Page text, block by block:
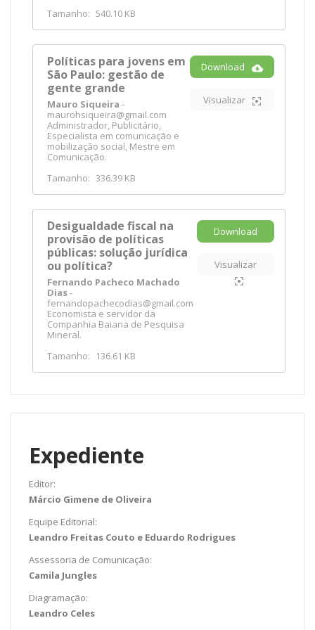
Tamanho: 540.10 KB
Políticas para jovens em
São Paulo: gestão de
gente grande
Mauro Siqueira -
maurohsiqueira@gmail.com
Administrador, Publicitário,
Especialista em comunicação e
mobilização social, Mestre em
Comunicação.
Tamanho: 336.39 KB
Download
Visualizar
Desigualdade fiscal na
provisão de políticas
públicas: solução jurídica
ou política?
Fernando Pacheco Machado
Dias-
fernandopachecodias@gmail.com
Economista e servidor da
Companhia Baiana de Pesquisa
Mineral.
Tamanho:
136.61 KB
Download
Visualizar
Expediente
Editor:
Márcio Gimene de Oliveira
Equipe Editorial:
Leandro Freitas Couto e Eduardo Rodrigues
Assessoria de Comunicação:
Camila Jungles
Diagramação:
Leandro Celes